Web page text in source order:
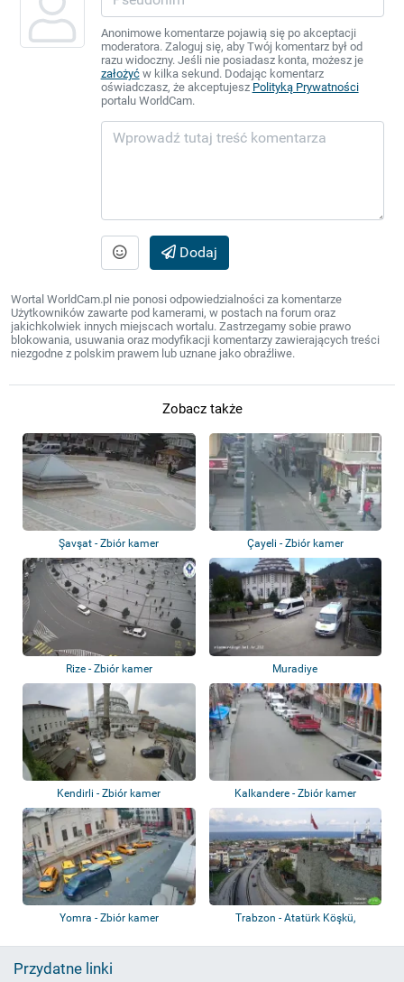
Anonimowe komentarze pojawią się po akceptacji
moderatora. Zaloguj się, aby Twój komentarz był od
razu widoczny. Jeśli nie posiadasz konta, możesz je
założyćw kilka sekund. Dodając komentarz
oświadczasz, że akceptujesz Polityką Prywatności
portalu WorldCam.
Dodaj
Wortal WorldCam.pl nie ponosi odpowiedzialności za komentarze
Użytkowników zawarte pod kamerami, w postach na forum oraz
jakichkolwiek innych miejscach wortalu. Zastrzegamy sobie prawo
blokowania, usuwania oraz modyfikacji komentarzy zawierających treści
niezgodne z polskim prawem lub uznane jako obraźliwe.
Zobacz także
Şavşat - Zbiór kamer Çayeli - Zbiór kamer
Rize - Zbiór kamer Muradiye
Kendirli - Zbiór kamer Kalkandere - Zbiór kamer
Yomra - Zbiór kamer
Trabzon - Atatürk Köşkü,
Przydatne linki